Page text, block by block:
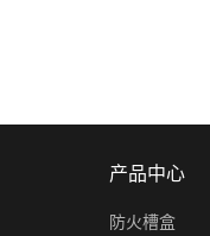
产品中心
防火槽盒